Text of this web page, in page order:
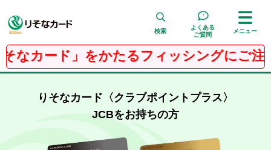
検索
よくある
ご質問
メニュー
検 索
ド」をかたるフィッシングにご注意くだ
りそなカード〈クラブポイントプラス〉
JCBをお持ちの方